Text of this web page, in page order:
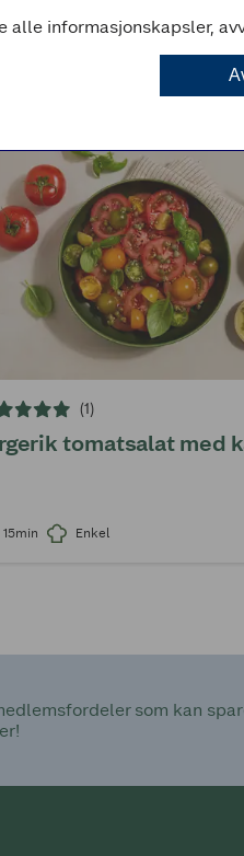
(1)
tomatsalat med
15min Enkel
som kan
alle informasjonskapsler,